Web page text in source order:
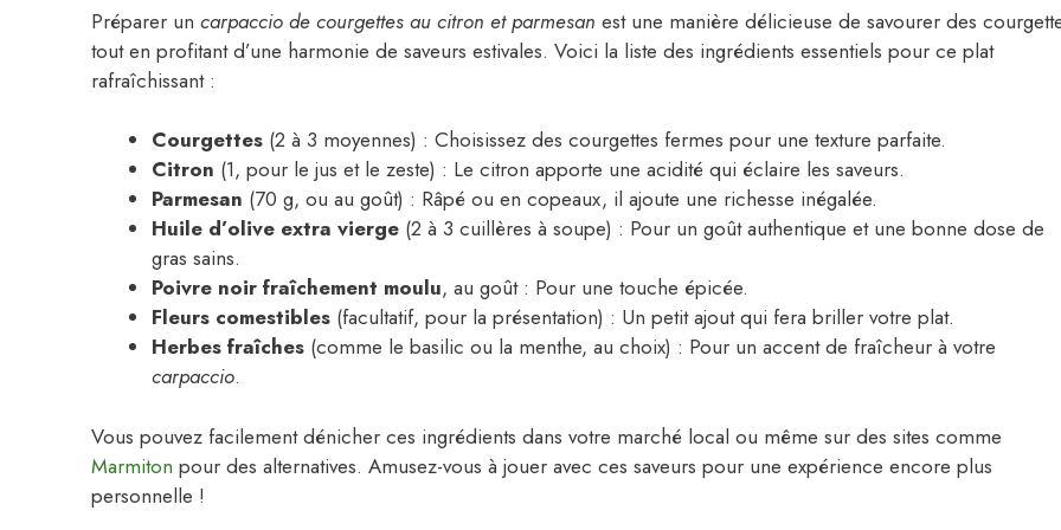
Préparer un carpaccio de courgettes au citron et parmesan est une manière délicieuse de savourer des
tout en profitant d’une harmonie de saveurs estivales. Voici la liste des ingrédients essentiels pour ce plat
rafraîchissant :
Courgettes (2 à 3 moyennes) : Choisissez des courgettes fermes pour une texture parfaite.
Citron (1, pour le jus et le zeste) : Le citron apporte une acidité qui éclaire les saveurs.
Parmesan (70 g, ou au goût) : Râpé ou en copeaux, il ajoute une richesse inégalée.
Huile d’olive extra vierge (2 à 3 cuillères à soupe) : Pour un goût authentique et une bonne dose de
gras sains.
Poivre noir fraîchement moulu, au goût : Pour une touche épicée.
Fleurs comestibles (facultatif, pour la présentation) : Un petit ajout qui fera briller votre plat.
Herbes fraîches (comme le basilic ou la menthe, au choix) : Pour un accent de fraîcheur à votre
carpaccio.
Vous pouvez facilement dénicher ces ingrédients dans votre marché local ou même sur des sites comme
Marmiton pour des alternatives. Amusez-vous à jouer avec ces saveurs pour une expérience encore plus
personnelle !